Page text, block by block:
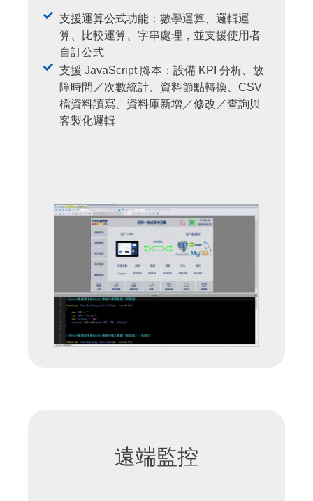
支援運算公式功能：數學運算、邏輯運
算、比較運算、字串處理，並支援使用者
自訂公式
支援 JavaScript 腳本：設備 KPI 分析、故
障時間／次數統計、資料節點轉換、CSV
檔資料讀寫、資料庫新增／修改／查詢與
客製化邏輯
遠端監控